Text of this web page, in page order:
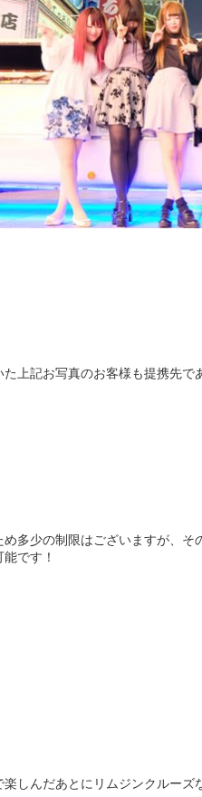
上記お写真のお客様も提携先で
め多少の制限はございますが、
です！
楽しんだあとにリムジンクルーズ